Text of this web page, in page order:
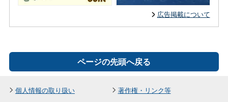
広告掲載について
ページの先頭へ戻る
個人情報の取り扱い 著作権・リンク等